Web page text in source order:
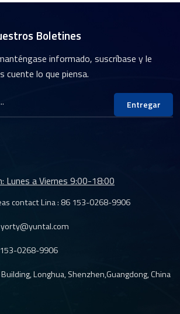
Boletines
informado, suscríbase y le
cuente lo que piensa.
Entregar
Lunes a Viernes 9:00-18:00
contact Lina : 86 153-0268-9906
yorty@yuntal.com
0268-9906
Longhua, Shenzhen,Guangdong, China